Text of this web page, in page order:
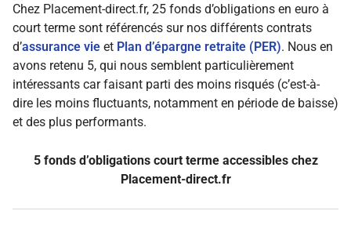
Chez Placement-direct.fr, 25 fonds d’obligations en euro à
court terme sont référencés sur nos différents contrats
d’assurance vie et Plan d’épargne retraite (PER). Nous en
avons retenu 5, qui nous semblent particulièrement
intéressants car faisant parti des moins risqués (c’est-à-
dire les moins fluctuants, notamment en période de baisse)
et des plus performants.
5 fonds d’obligations court terme accessibles chez
Placement-direct.fr